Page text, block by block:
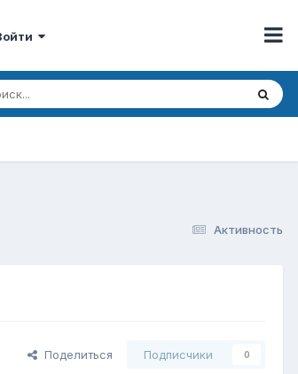
Активность
Поделиться Подписчики 0